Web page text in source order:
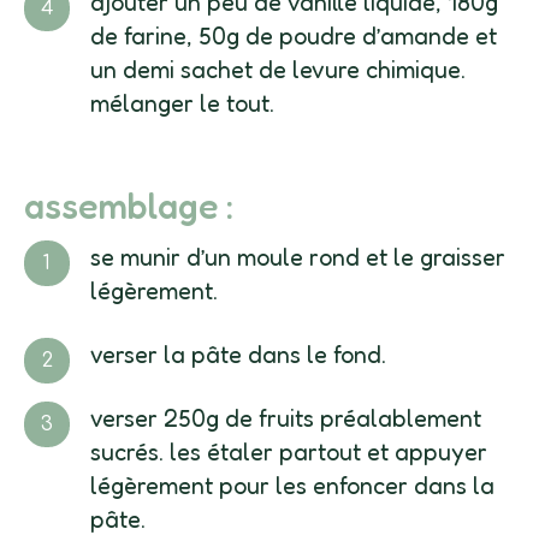
de farine, 50g de poudre d’amande et
un demi sachet de levure chimique.
mélanger le tout.
assemblage :
se munir d’un moule rond et le graisser
légèrement.
verser la pâte dans le fond.
verser 250g de fruits préalablement
sucrés. les étaler partout et appuyer
légèrement pour les enfoncer dans la
pâte.